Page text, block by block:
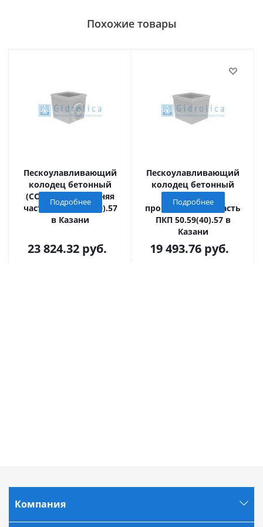
Похожие товары
Пескоулавливающий
колодец бетонный
(СО -400мм), нижняя
часть ПКП 56.59(40).57
в Казани
23 824.32руб.
Подробнее
Пескоулавливающий
колодец бетонный
(СО - 400мм),
промежуточная часть
ПКП 50.59(40).57 в
Казани
19 493.76 руб.
Подробнее
Компания